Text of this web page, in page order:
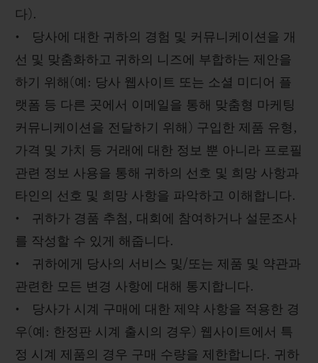
다).
• 당사에 대한 귀하의 경험 및 커뮤니케이션을 개
선 및 맞춤화하고 귀하의 니즈에 부합하는 제안을
하기 위해(예: 당사 웹사이트 또는 소셜 미디어 플
랫폼 등 다른 곳에서 이메일을 통해 맞춤형 마케팅
커뮤니케이션을 전달하기 위해) 구입한 제품 유형,
가격 및 가치 등 거래에 대한 정보 뿐 아니라 프로필
관련 정보 사용을 통해 귀하의 선호 및 희망 사항과
타인의 선호 및 희망 사항을 파악하고 이해합니다.
• 귀하가 경품 추첨, 대회에 참여하거나 설문조사
를 작성할 수 있게 해줍니다.
• 귀하에게 당사의 서비스 및/또는 제품 및 약관과
관련한 모든 변경 사항에 대해 통지합니다.
• 당사가 시계 구매에 대한 제약 사항을 적용한 경
우(예: 한정판 시계 출시의 경우) 웹사이트에서 특
정 시계 제품의 경우 구매 수량을 제한합니다. 귀하